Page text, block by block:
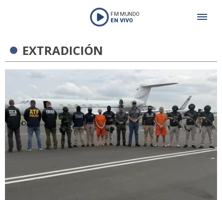
FM MUNDO
EN VIVO
EXTRADICIÓN